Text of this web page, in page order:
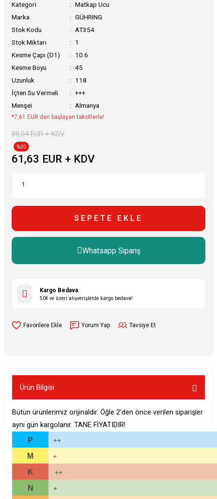
Kategori
Matkap Ucu
Marka
GÜHRING
Stok Kodu
AT354
Stok Miktarı
1
Kesme Çapı (D1)
10.6
Kesme Boyu
45
Uzunluk
118
İçten Su Vermeli
+++
Menşei
Almanya
*7,61 EUR den başlayan taksitlerle!
88,04 EUR + KDV
%30
61,63 EUR + KDV
SEPETE EKLE
Whatsapp Sipariş
Kargo Bedava
50€ ve üzeri alışverişlerde kargo bedava!
Yorum Yap Tavsiye Et
Ürün Bilgisi
Bütün ürünlerimiz orijinaldir. Öğle 2'den önce verilen siparişler
aynı gün kargolanır. TANE FİYATIDIR!
P
++
M +
K ++
N +